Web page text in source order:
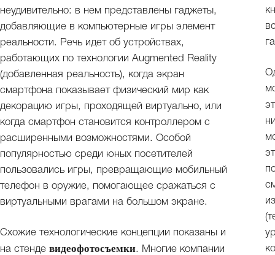
неудивительно: в нем представлены гаджеты,
добавляющие в компьютерные игры элемент
реальности. Речь идет об устройствах,
работающих по технологии Augmented Reality
(добавленная реальность), когда экран
смартфона показывает физический мир как
декорацию игры, проходящей виртуально, или
когда смартфон становится контроллером с
расширенными возможностями. Особой
популярностью среди юных посетителей
пользовались игры, превращающие мобильный
телефон в оружие, помогающее сражаться с
виртуальными врагами на большом экране.
Схожие технологические концепции показаны и
на стенде видеофотосъемки. Многие компании